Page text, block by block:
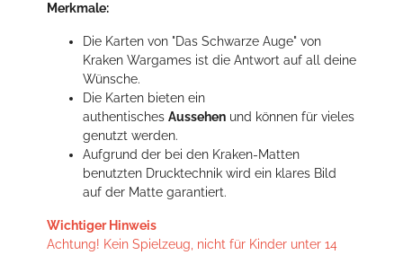
Merkmale:
Die Karten von "Das Schwarze Auge" von
Kraken Wargames ist die Antwort auf all deine
Wünsche.
Die Karten bieten ein
authentisches Aussehen und können für vieles
genutzt werden.
Aufgrund der bei den Kraken-Matten
benutzten Drucktechnik wird ein klares Bild
auf der Matte garantiert.
Wichtiger Hinweis
Achtung! Kein Spielzeug, nicht für Kinder unter 14